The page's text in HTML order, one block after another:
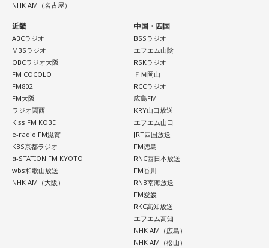
NHK AM（名古屋）
近畿
ABCラジオ
MBSラジオ
OBCラジオ大阪
FM COCOLO
FM802
FM大阪
ラジオ関西
Kiss FM KOBE
e-radio FM滋賀
KBS京都ラジオ
α-STATION FM KYOTO
wbs和歌山放送
NHK AM（大阪）
中国・四国
BSSラジオ
エフエム山陰
RSKラジオ
ＦＭ岡山
RCCラジオ
広島FM
KRY山口放送
エフエム山口
JRT四国放送
FM徳島
RNC西日本放送
FM香川
RNB南海放送
FM愛媛
RKC高知放送
エフエム高知
NHK AM（広島）
NHK AM（松山）